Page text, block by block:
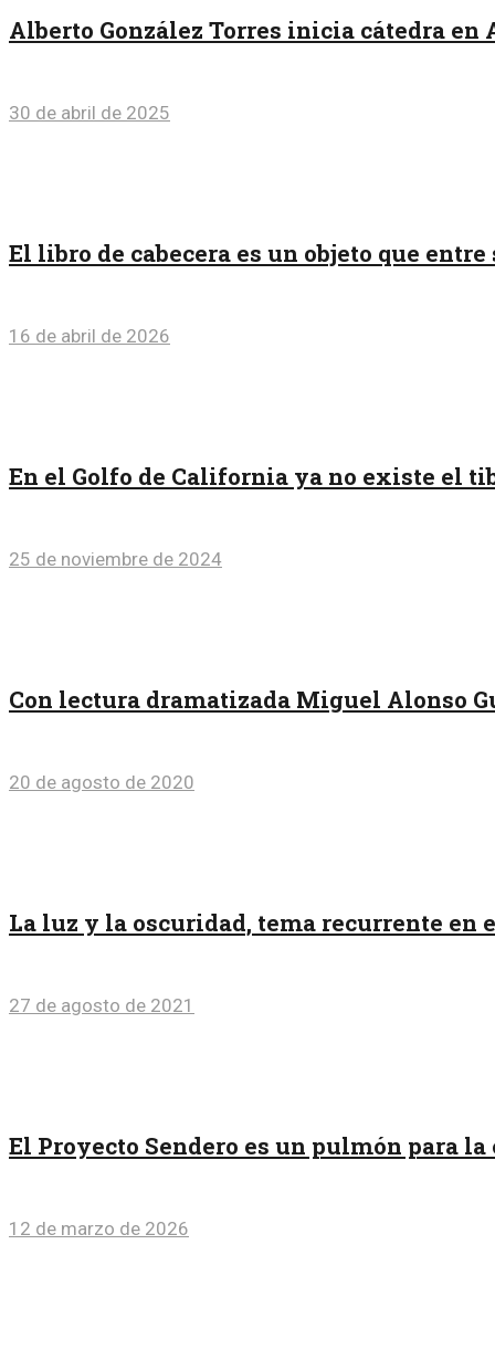
Alberto González Torres inicia cátedra en
30 de abril de 2025
El libro de cabecera es un objeto que
16 de abril de 2026
En el Golfo de California ya no existe el
25 de noviembre de 2024
Con lectura dramatizada Miguel Alonso
20 de agosto de 2020
La luz y la oscuridad, tema recurrente en
27 de agosto de 2021
El Proyecto Sendero es un pulmón para
12 de marzo de 2026